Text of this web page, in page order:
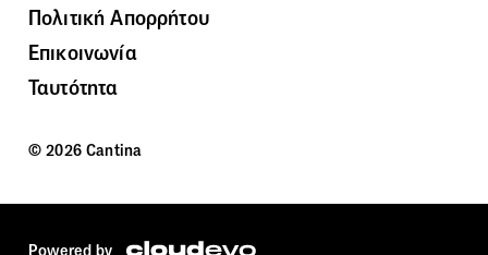
Πολιτική Απορρήτου
Επικοινωνία
Ταυτότητα
© 2026 Cantina
Powered by